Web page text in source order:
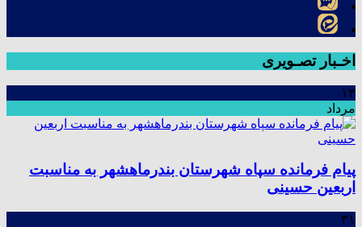
اخـبار تصـویری
۱۳
مرداد
پیام فرمانده سپاه شهرستان بندرماهشهر به مناسبت
اربعین حسینی
۳۱